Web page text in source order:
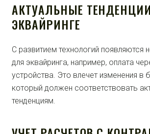
АКТУАЛЬНЫЕ
ЭКВАЙРИНГЕ
С развитием технологий появляются
для эквайринга, например, оплата
устройства. Это влечет изменения в
который должен соответствовать
тенденциям.